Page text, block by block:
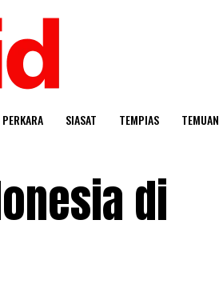
PERKARA SIASAT TEMPIAS TEMUAN
di